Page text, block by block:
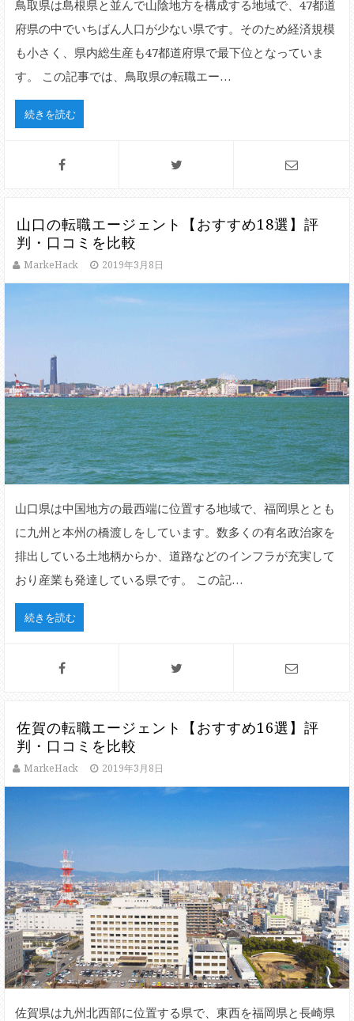
鳥取県は島根県と並んで山陰地方を構成する地域で、47都道
府県の中でいちばん人口が少ない県です。そのため経済規模
も小さく、県内総生産も47都道府県で最下位となっていま
す。 この記事では、鳥取県の転職エー…
続きを読む
山口の転職エージェント【おすすめ18選】評
判・口コミを比較
MarkeHack 2019年3月8日
山口県は中国地方の最西端に位置する地域で、福岡県ととも
に九州と本州の橋渡しをしています。数多くの有名政治家を
排出している土地柄からか、道路などのインフラが充実して
おり産業も発達している県です。 この記…
続きを読む
佐賀の転職エージェント【おすすめ16選】評
判・口コミを比較
MarkeHack 2019年3月8日
佐賀県は九州北西部に位置する県で、東西を福岡県と長崎県